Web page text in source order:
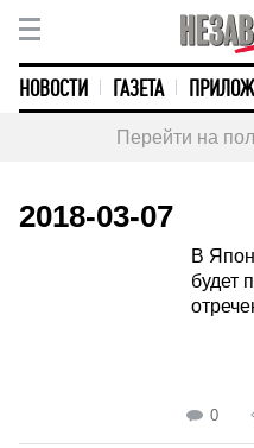
НОВОСТИ ГАЗЕТА
Перейти на
2018-03-07
В
будет
0